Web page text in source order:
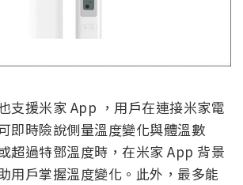
支援米家 App ，用戶在連接米家電
即時險說側量溫度變化與體溫數
超過特鄧溫度時，在米家 App 背景
用戶掌握溫度變化。此外，最多能